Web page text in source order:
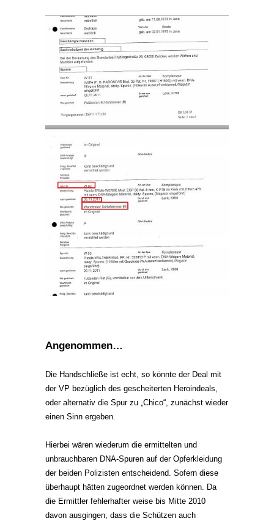
Angenommen…
Die Handschließe ist echt, so könnte der Deal mit
der VP bezüglich des gescheiterten Heroindeals,
oder alternativ die Spur zu „Chico“, zunächst wieder
einen Sinn ergeben.
Hierbei wären wiederum die ermittelten und
unbrauchbaren DNA-Spuren auf der Opferkleidung
der beiden Polizisten entscheidend. Sofern diese
überhaupt hätten zugeordnet werden können. Da
die Ermittler fehlerhafter weise bis Mitte 2010
davon ausgingen, dass die Schützen auch